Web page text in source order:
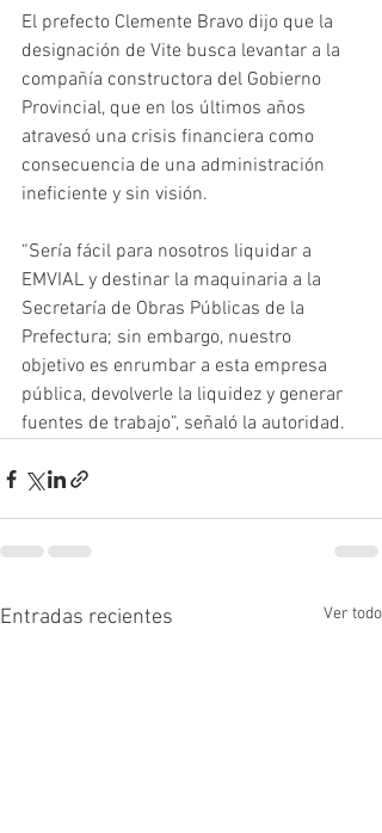
El prefecto Clemente Bravo dijo que la
designación de Vite busca levantar a la
compañía constructora del Gobierno
Provincial, que en los últimos años
atravesó una crisis financiera como
consecuencia de una administración
ineficiente y sin visión.
“Sería fácil para nosotros liquidar a
EMVIAL y destinar la maquinaria a la
Secretaría de Obras Públicas de la
Prefectura; sin embargo, nuestro
objetivo es enrumbar a esta empresa
pública, devolverle la liquidez y generar
fuentes de trabajo”, señaló la autoridad.
Entradas recientes Ver todo